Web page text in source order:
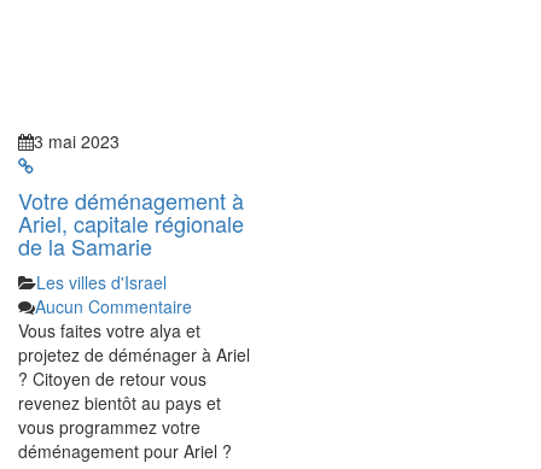
3 mai 2023
Votre déménagement à
Ariel, capitale régionale
de la Samarie
Les villes d'Israel
Aucun Commentaire
Vous faites votre alya et
projetez de déménager à Ariel
? Citoyen de retour vous
revenez bientôt au pays et
vous programmez votre
déménagement pour Ariel ?